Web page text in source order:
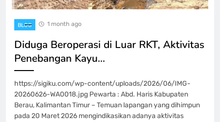
BLOG 1 month ago
Diduga Beroperasi di Luar RKT, Aktivitas
Penebangan Kayu…
https://sigiku.com/wp-content/uploads/2026/06/IMG-
20260626-WA0018.jpg Pewarta : Abd. Haris Kabupaten
Berau, Kalimantan Timur – Temuan lapangan yang dihimpun
pada 20 Maret 2026 mengindikasikan adanya aktivitas